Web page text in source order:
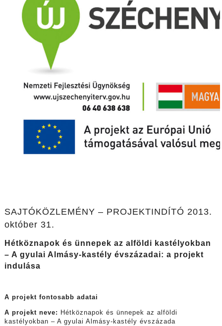
SAJTÓKÖZLEMÉNY – PROJEKTINDÍTÓ 2013.
október 31.
Hétköznapok és ünnepek az alföldi kastélyokban
– A gyulai Almásy-kastély évszázadai: a projekt
indulása
A projekt fontosabb adatai
A projekt neve:
Hétköznapok és ünnepek az alföldi
kastélyokban – A gyulai Almásy-kastély évszázada